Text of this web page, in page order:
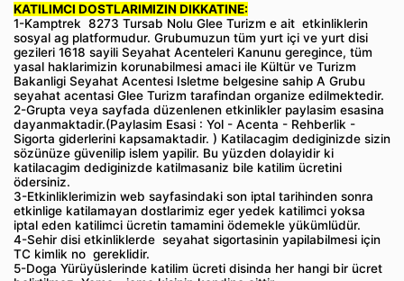
KATILIMCI DOSTLARIMIZIN DIKKATINE:
1-Kamptrek 8273 Tursab Nolu Glee Turizm e ait etkinliklerin
sosyal ag platformudur. Grubumuzun tüm yurt içi ve yurt disi
gezileri 1618 sayili Seyahat Acenteleri Kanunu geregince, tüm
yasal haklarimizin korunabilmesi amaci ile Kültür ve Turizm
Bakanligi Seyahat Acentesi Isletme belgesine sahip A Grubu
seyahat acentasi Glee Turizm tarafindan organize edilmektedir.
2-Grupta veya sayfada düzenlenen etkinlikler paylasim esasina
dayanmaktadir.(Paylasim Esasi : Yol - Acenta - Rehberlik -
Sigorta giderlerini kapsamaktadir. ) Katilacagim dediginizde sizin
sözünüze güvenilip islem yapilir. Bu yüzden dolayidir ki
katilacagim dediginizde katilmasaniz bile katilim ücretini
ödersiniz.
3-Etkinliklerimizin web sayfasindaki son iptal tarihinden sonra
etkinlige katilamayan dostlarimiz eger yedek katilimci yoksa
iptal eden katilimci ücretin tamamini ödemekle yükümlüdür.
4-Sehir disi etkinliklerde seyahat sigortasinin yapilabilmesi için
TC kimlik no gereklidir.
5-Doga Yürüyüslerinde katilim ücreti disinda her hangi bir ücret